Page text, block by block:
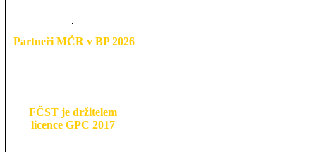
Partneři MČR v BP 2026
FČST je držitelem
licence GPC 2017